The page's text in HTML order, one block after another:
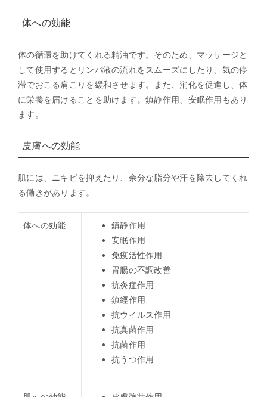
体への効能
体の循環を助けてくれる精油です。そのため、マッサージと
して使用するとリンパ液の流れをスムーズにしたり、気の停
滞でおこる肩こりを緩和させます。また、消化を促進し、体
に栄養を届けることを助けます。鎮静作用、安眠作用もあり
ます。
皮膚への効能
肌には、ニキビを抑えたり、余分な脂分や汗を除去してくれ
る働きがあります。
体への効能
鎮静作用
安眠作用
免疫活性作用
胃腸の不調改善
抗炎症作用
鎮經作用
抗ウイルス作用
抗真菌作用
抗菌作用
抗うつ作用